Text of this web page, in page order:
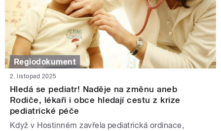
Regiodokument
2. listopad 2025
Hledá se pediatr! Naděje na změnu aneb
Rodiče, lékaři i obce hledají cestu z krize
pediatrické péče
Když v Hostinném zavřela pediatrická ordinace,